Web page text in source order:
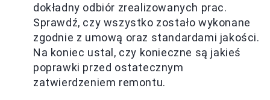
dokładny odbiór zrealizowanych prac.
Sprawdź, czy wszystko zostało wykonane
zgodnie z umową oraz standardami jakości.
Na koniec ustal, czy konieczne są jakieś
poprawki przed ostatecznym
zatwierdzeniem remontu.